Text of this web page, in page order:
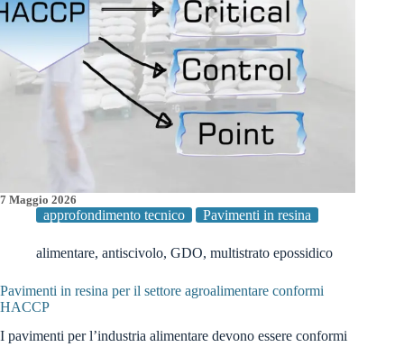
7 Maggio 2026
approfondimento tecnico Pavimenti in resina
alimentare, antiscivolo, GDO, multistrato epossidico
Pavimenti in resina per il settore agroalimentare conformi
HACCP
I pavimenti per l’industria alimentare devono essere conformi